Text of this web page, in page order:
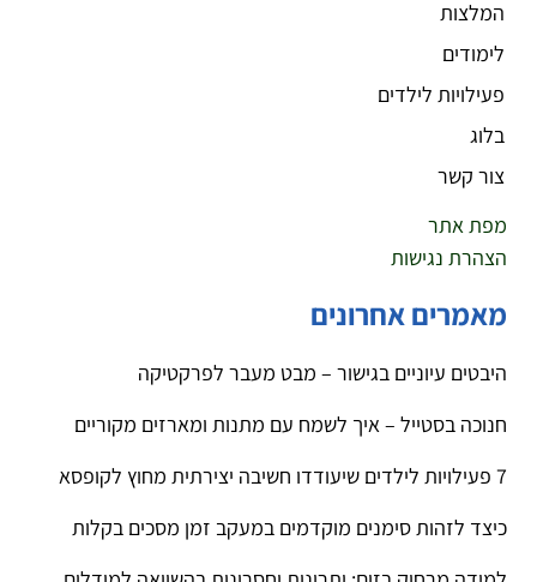
המלצות
לימודים
פעילויות לילדים
בלוג
צור קשר
מפת אתר
הצהרת נגישות
מאמרים אחרונים
היבטים עיוניים בגישור – מבט מעבר לפרקטיקה
חנוכה בסטייל – איך לשמח עם מתנות ומארזים מקוריים
7 פעילויות לילדים שיעודדו חשיבה יצירתית מחוץ לקופסא
כיצד לזהות סימנים מוקדמים במעקב זמן מסכים בקלות